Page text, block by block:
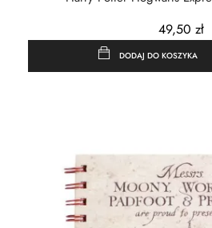
49,50 zł
DODAJ DO KOSZYKA